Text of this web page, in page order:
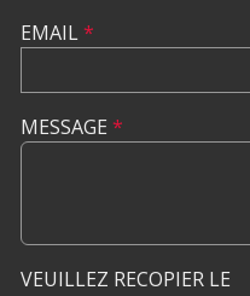
EMAIL*
MESSAGE *
VEUILLEZ RECOPIER LE